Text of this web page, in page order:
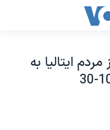
ايتاليا به